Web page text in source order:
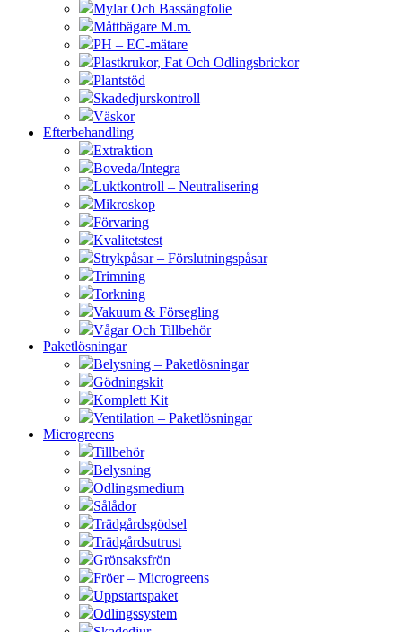
Mylar Och Bassängfolie
Måttbägare M.m.
PH – EC-mätare
Plastkrukor, Fat Och Odlingsbrickor
Plantstöd
Skadedjurskontroll
Väskor
Efterbehandling
Extraktion
Boveda/Integra
Luktkontroll – Neutralisering
Mikroskop
Förvaring
Kvalitetstest
Strykpåsar – Förslutningspåsar
Trimning
Torkning
Vakuum & Försegling
Vågar Och Tillbehör
Paketlösningar
Belysning – Paketlösningar
Gödningskit
Komplett Kit
Ventilation – Paketlösningar
Microgreens
Tillbehör
Belysning
Odlingsmedium
Sålådor
Trädgårdsgödsel
Trädgårdsutrust
Grönsaksfrön
Fröer – Microgreens
Uppstartspaket
Odlingssystem